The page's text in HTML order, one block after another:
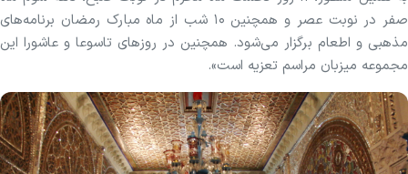
صفر در نوبت عصر و همچنین ۱۰ شب از ماه مبارک رمضان برنامه‌های
مذهبی و اطعام برگزار می‌شود. همچنین در روز‌های تاسوعا و عاشورا این
مجموعه میزبان مراسم تعزیه است».